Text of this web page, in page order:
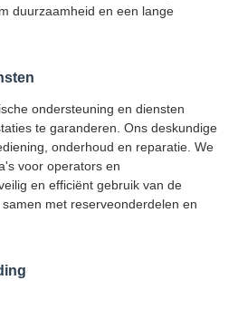
duurzaamheid en een lange
ondersteuning en diensten
te garanderen. Ons deskundige
onderhoud en reparatie. We
voor operators en
en efficiënt gebruik van de
met reserveonderdelen en